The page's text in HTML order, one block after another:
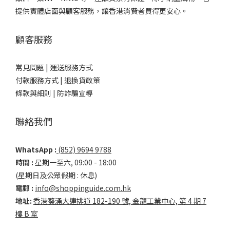
提供實體店面與顧客服務，讓香港消費者買得更安心。
顧客服務
常見問題 | 運送服務方式
付款服務方式 | 退換貨政策
條款與細則 | 防詐騙宣導
聯絡我們
WhatsApp : (852) 9694 9788
時間 : 星期一至六, 09:00 - 18:00
(星期日及公眾假期 : 休息)
電郵 : info@shoppinguide.com.hk
地址: 香港葵涌大連排道 182-190 號, 金龍工業中心, 第 4 期 7
樓 B 室